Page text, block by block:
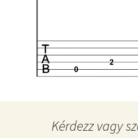
Kérdezz vagy